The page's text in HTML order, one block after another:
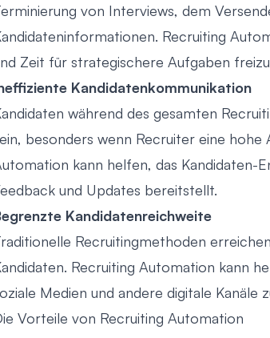
von Interviews, dem
Recruiting
Zeit für strategischere Aufgaben
Kandidatenkommunikation
während des gesamten
besonders wenn Recruiter eine hohe
kann helfen, das Kandidaten-
und Updates bereitstellt.
Kandidatenreichweite
Recruitingmethoden
Recruiting Automation kann
Medien und andere digitale Kanäle
Vorteile von Recruiting Automation